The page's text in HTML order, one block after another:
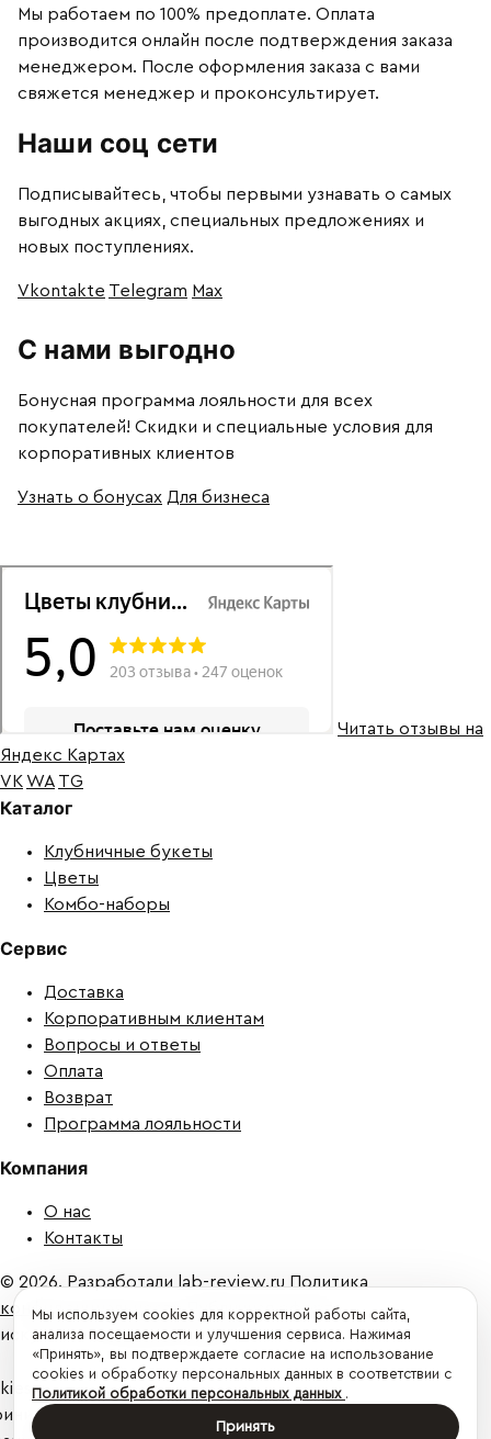
Мы работаем по 100% предоплате. Оплата
производится онлайн после подтверждения заказа
менеджером. После оформления заказа с вами
свяжется менеджер и проконсультирует.
Наши соц сети
Подписывайтесь, чтобы первыми узнавать о самых
выгодных акциях, специальных предложениях и
новых поступлениях.
Vkontakte Telegram Max
С нами выгодно
Бонусная программа лояльности для всех
покупателей! Скидки и специальные условия для
корпоративных клиентов
Узнать о бонусах Для бизнеса
Читать отзывы на
Яндекс Картах
VKWA TG
Каталог
Клубничные букеты
Цветы
Комбо-наборы
Сервис
Доставка
Корпоративным клиентам
Вопросы и ответы
Оплата
Возврат
Программа лояльности
Компания
О нас
Контакты
© 2026. Разработали lab-review.ru Политика
конфиденциальности
Публичная оферта
на нашtelegram-канал
Продолжая
Мы используем cookies для корректной работы сайта,
анализа посещаемости и улучшения сервиса. Нажимая
«Принять», вы подтверждаете согласие на использование
cookies и обработку персональных данных в соответствии с
Политикой обработки персональных данных .
Принять